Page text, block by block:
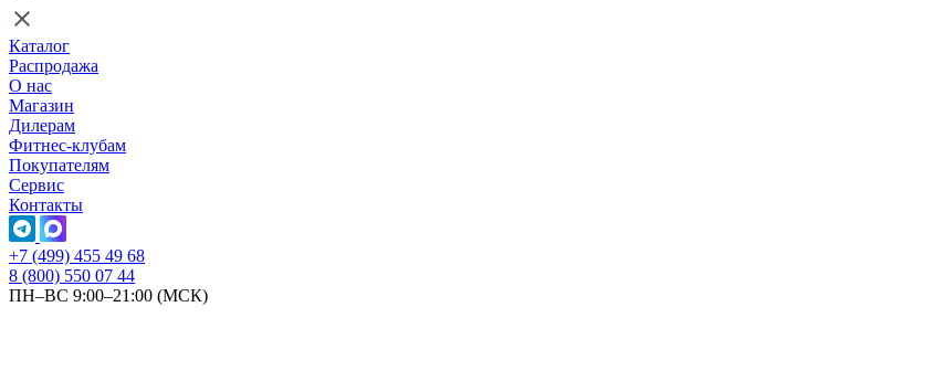
Каталог
Распродажа
О нас
Магазин
Дилерам
Фитнес-клубам
Покупателям
Сервис
Контакты
+7 (499) 455 49 68
8 (800) 550 07 44
ПН–ВС 9:00–21:00 (МСК)